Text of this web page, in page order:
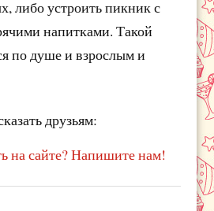
либо устроить пикник с
напитками. Такой
по душе и взрослым и
друзьям:
на сайте? Напишите нам!